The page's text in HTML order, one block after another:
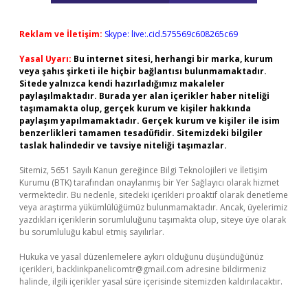
Reklam ve İletişim: Skype: live:.cid.575569c608265c69
Yasal Uyarı: Bu internet sitesi, herhangi bir marka, kurum
veya şahıs şirketi ile hiçbir bağlantısı bulunmamaktadır.
Sitede yalnızca kendi hazırladığımız makaleler
paylaşılmaktadır. Burada yer alan içerikler haber niteliği
taşımamakta olup, gerçek kurum ve kişiler hakkında
paylaşım yapılmamaktadır. Gerçek kurum ve kişiler ile isim
benzerlikleri tamamen tesadüfidir. Sitemizdeki bilgiler
taslak halindedir ve tavsiye niteliği taşımazlar.
Sitemiz, 5651 Sayılı Kanun gereğince Bilgi Teknolojileri ve İletişim
Kurumu (BTK) tarafından onaylanmış bir Yer Sağlayıcı olarak hizmet
vermektedir. Bu nedenle, sitedeki içerikleri proaktif olarak denetleme
veya araştırma yükümlülüğümüz bulunmamaktadır. Ancak, üyelerimiz
yazdıkları içeriklerin sorumluluğunu taşımakta olup, siteye üye olarak
bu sorumluluğu kabul etmiş sayılırlar.
Hukuka ve yasal düzenlemelere aykırı olduğunu düşündüğünüz
içerikleri, backlinkpanelicomtr@gmail.com adresine bildirmeniz
halinde, ilgili içerikler yasal süre içerisinde sitemizden kaldırılacaktır.